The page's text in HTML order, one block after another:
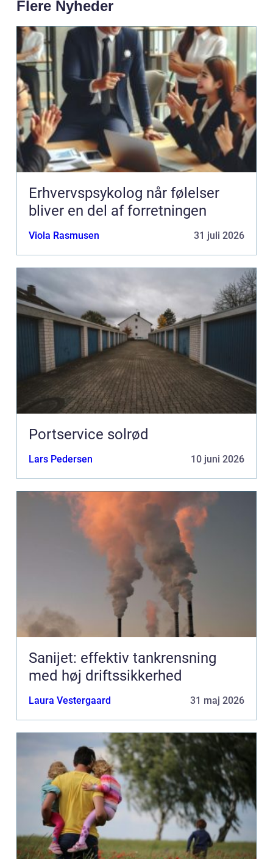
Flere Nyheder
Erhvervspsykolog når følelser
bliver en del af forretningen
Viola Rasmusen 31 juli 2026
Portservice solrød
Lars Pedersen 10 juni 2026
Sanijet: effektiv tankrensning
med høj driftssikkerhed
Laura Vestergaard 31 maj 2026